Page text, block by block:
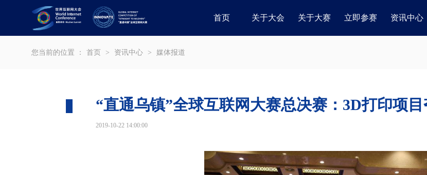
首页 关于大会 关于大赛 立即参赛 资讯中心
您当前的位置 ： 首页 > 资讯中心 > 媒体报道
“直通乌镇”全球互联网大赛总决赛：3D打印项
2019-10-22 14:00:00